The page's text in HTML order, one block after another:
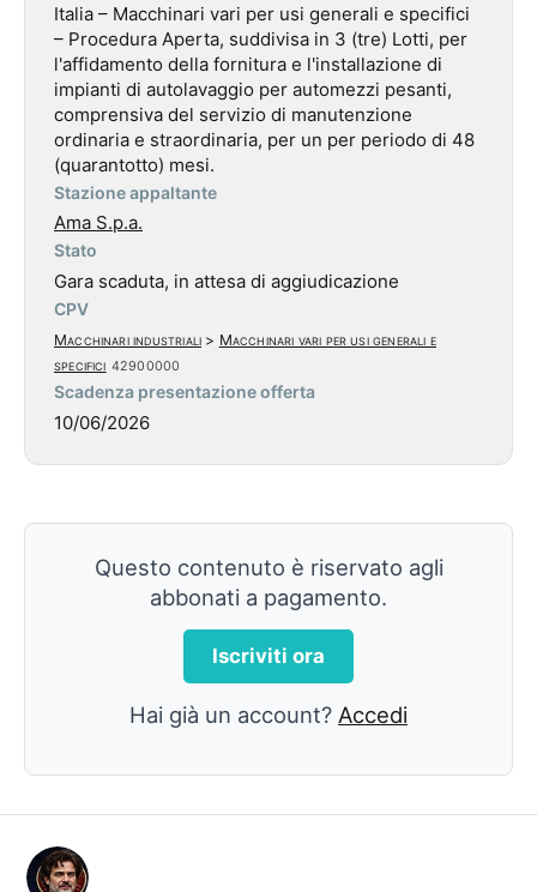
Italia – Macchinari vari per usi generali e specifici
– Procedura Aperta, suddivisa in 3 (tre) Lotti, per
l'affidamento della fornitura e l'installazione di
impianti di autolavaggio per automezzi pesanti,
comprensiva del servizio di manutenzione
ordinaria e straordinaria, per un per periodo di 48
(quarantotto) mesi.
Stazione appaltante
Ama S.p.a.
Stato
Gara scaduta, in attesa di aggiudicazione
CPV
Macchinari industriali > Macchinari vari per usi generali e
specifici 42900000
Scadenza presentazione offerta
10/06/2026
Questo contenuto è riservato agli
abbonati a pagamento.
Iscriviti ora
Hai già un account? Accedi